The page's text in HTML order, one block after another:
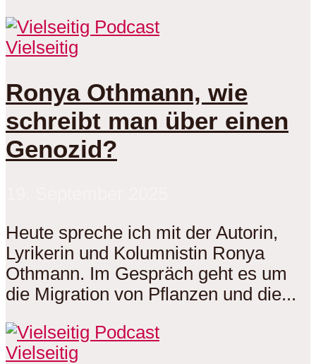
Vielseitig
Ronya Othmann, wie
schreibt man über einen
Genozid?
Heute spreche ich mit der Autorin,
Lyrikerin und Kolumnistin Ronya
Othmann. Im Gespräch geht es um
die Migration von Pflanzen und die...
Vielseitig